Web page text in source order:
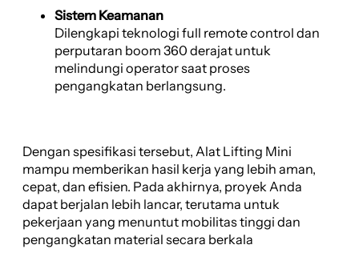
Sistem Keamanan
Dilengkapi teknologi full remote control dan
perputaran boom 360 derajat untuk
melindungi operator saat proses
pengangkatan berlangsung.
Dengan spesifikasi tersebut, Alat Lifting Mini
mampu memberikan hasil kerja yang lebih aman,
cepat, dan efisien. Pada akhirnya, proyek Anda
dapat berjalan lebih lancar, terutama untuk
pekerjaan yang menuntut mobilitas tinggi dan
pengangkatan material secara berkala